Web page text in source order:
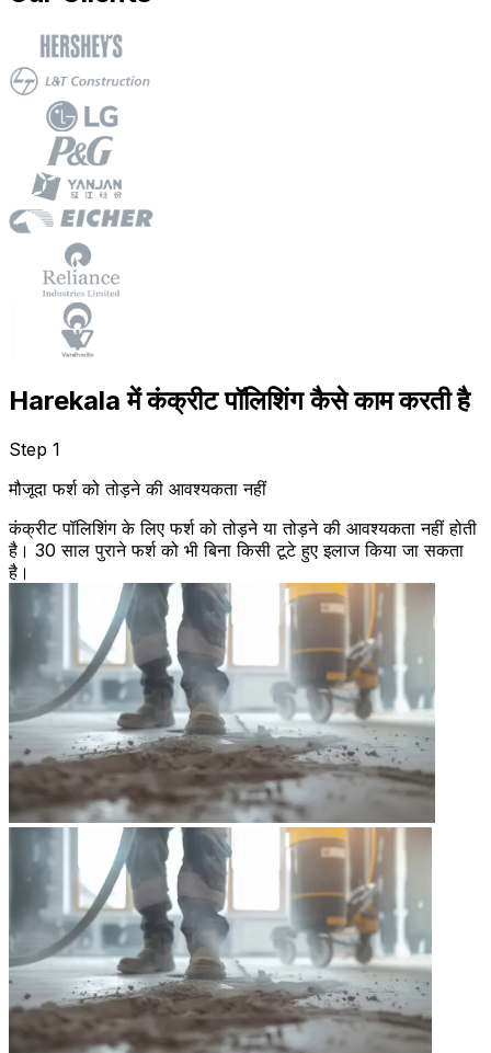
Harekala में कंक्रीट पॉलिशिंग कैसे काम करती है
Step 1
मौजूदा फर्श को तोड़ने की आवश्यकता नहीं
कंक्रीट पॉलिशिंग के लिए फर्श को तोड़ने या तोड़ने की आवश्यकता नहीं होती
है। 30 साल पुराने फर्श को भी बिना किसी टूटे हुए इलाज किया जा सकता
है।